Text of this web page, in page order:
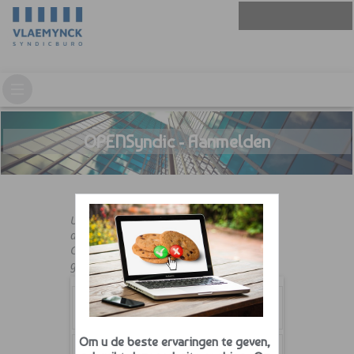
U moet beschikken over een geldige
aanmeldnaam en paswoord.
Contacteer uw syndicus indien u er nog
geen hebt.
OPENSyndic - Aanmelden
Om u de beste ervaringen te geven,